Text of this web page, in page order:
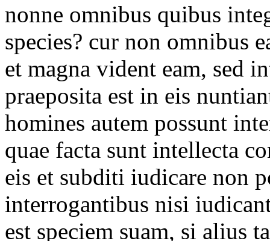
nonne omnibus quibus
species? cur non omnibus
et magna vident eam, sed
praeposita est in eis
homines autem possunt
quae facta sunt intellecta
eis et subditi iudicare non
interrogantibus nisi
est speciem suam, si alius